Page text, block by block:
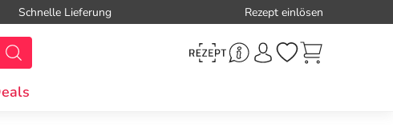
Schnelle Lieferung Rezept einlösen